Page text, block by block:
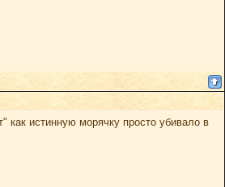
истинную морячку просто убивало в